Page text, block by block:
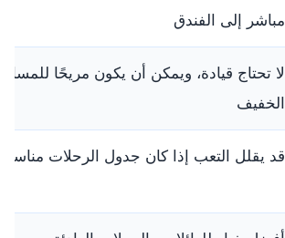
مباشر إلى الفندق
لا تحتاج قيادة، ويمكن أن يكون مريحًا
الخفيف
قد يقلل التعب إذا كان جدول الرحلات مناسبًا